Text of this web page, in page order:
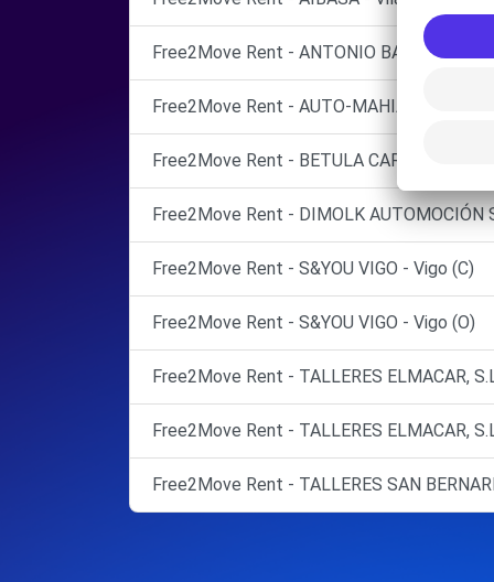
Free2Move Rent - ANTONIO BALIÑAS, S.L.
Free2Move Rent - AUTO-MAHIA
Free2Move Rent - BETULA CARS -
Free2Move Rent - DIMOLK
Free2Move Rent - S&YOU VIGO - Vigo (C)
Free2Move Rent - S&YOU VIGO - Vigo (O)
Free2Move Rent - TALLERES ELMACAR,
Free2Move Rent - TALLERES ELMACAR,
Free2Move Rent - TALLERES SAN